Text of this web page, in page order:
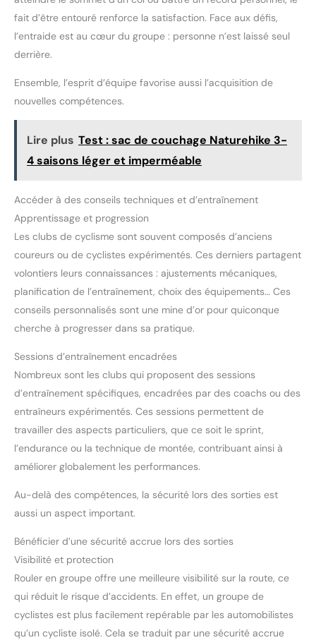
fait d’être entouré renforce la satisfaction. Face aux défis,
l’entraide est au cœur du groupe : personne n’est laissé seul
derrière.
Ensemble, l’esprit d’équipe favorise aussi l’acquisition de
nouvelles compétences.
Lire plus Test : sac de couchage Naturehike 3-
4 saisons léger et imperméable
Accéder à des conseils techniques et d’entraînement
Apprentissage et progression
Les clubs de cyclisme sont souvent composés d’anciens
coureurs ou de cyclistes expérimentés. Ces derniers partagent
volontiers leurs connaissances : ajustements mécaniques,
planification de l’entraînement, choix des équipements… Ces
conseils personnalisés sont une mine d’or pour quiconque
cherche à progresser dans sa pratique.
Sessions d’entraînement encadrées
Nombreux sont les clubs qui proposent des sessions
d’entraînement spécifiques, encadrées par des coachs ou des
entraîneurs expérimentés. Ces sessions permettent de
travailler des aspects particuliers, que ce soit le sprint,
l’endurance ou la technique de montée, contribuant ainsi à
améliorer globalement les performances.
Au-delà des compétences, la sécurité lors des sorties est
aussi un aspect important.
Bénéficier d’une sécurité accrue lors des sorties
Visibilité et protection
Rouler en groupe offre une meilleure visibilité sur la route, ce
qui réduit le risque d’accidents. En effet, un groupe de
cyclistes est plus facilement repérable par les automobilistes
qu’un cycliste isolé. Cela se traduit par une sécurité accrue